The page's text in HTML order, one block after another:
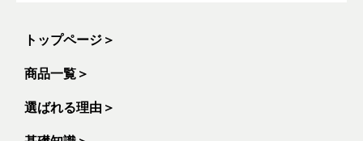
トップページ ＞
商品一覧 ＞
選ばれる理由 ＞